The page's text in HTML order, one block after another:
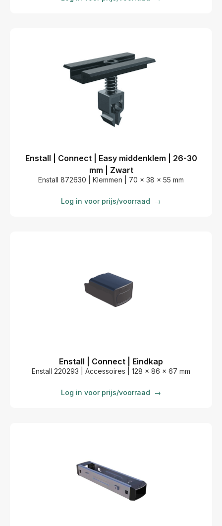
Enstall | Connect | Easy middenklem | 26-30
mm | Zwart
Enstall 872630 | Klemmen | 70 x 38 x 55 mm
Log in voor prijs/voorraad →
Enstall | Connect | Eindkap
Enstall 220293 | Accessoires | 128 x 86 x 67 mm
Log in voor prijs/voorraad →